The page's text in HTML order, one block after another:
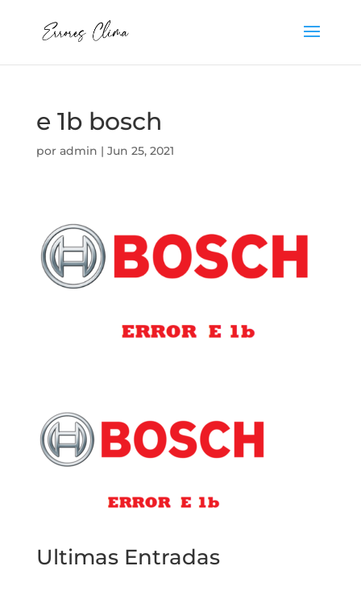
e 1b bosch
por admin | Jun 25, 2021
Ultimas Entradas